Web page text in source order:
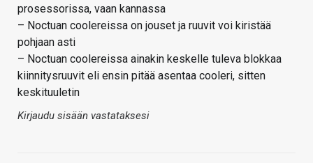
prosessorissa, vaan kannassa
– Noctuan coolereissa on jouset ja ruuvit voi kiristää
pohjaan asti
– Noctuan coolereissa ainakin keskelle tuleva blokkaa
kiinnitysruuvit eli ensin pitää asentaa cooleri, sitten
keskituuletin
Kirjaudu sisään vastataksesi